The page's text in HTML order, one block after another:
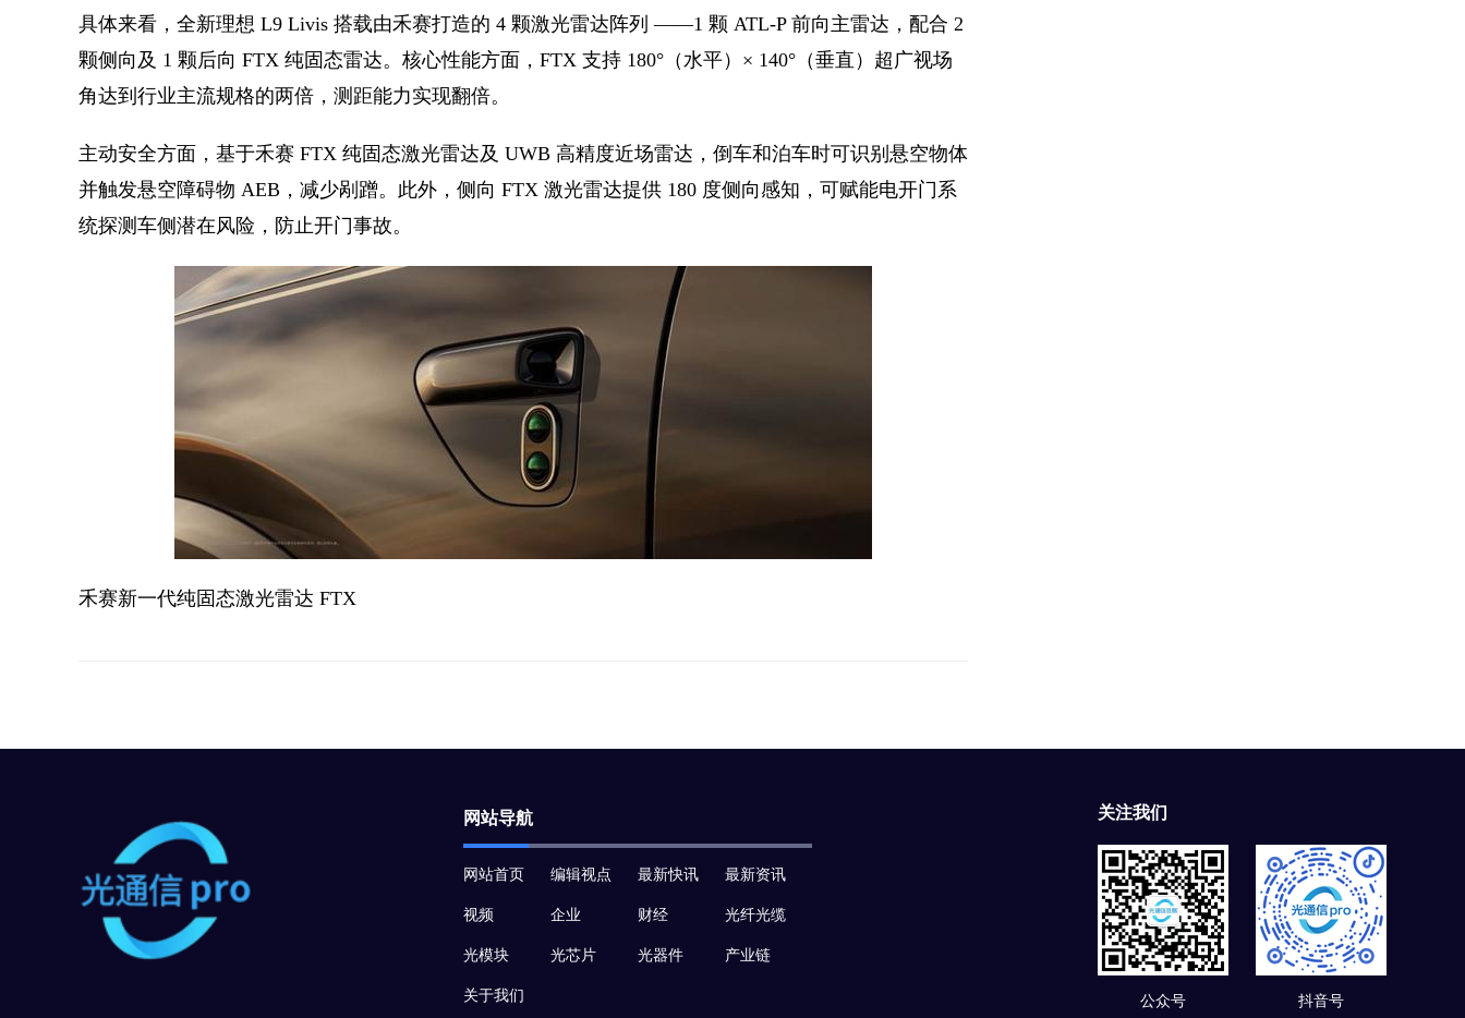
具体来看，全新理想 L9 Livis 搭载由禾赛打造的 4 颗激光雷达阵列 ——1 颗 ATL-P 前向主雷达，配合 2
颗侧向及 1 颗后向 FTX 纯固态雷达。核心性能方面，FTX 支持 180°（水平）× 140°（垂直）超广视场
角达到行业主流规格的两倍，测距能力实现翻倍。
主动安全方面，基于禾赛 FTX 纯固态激光雷达及 UWB 高精度近场雷达，倒车和泊车时可识别悬空物体
并触发悬空障碍物 AEB，减少剐蹭。此外，侧向 FTX 激光雷达提供 180 度侧向感知，可赋能电开门系
统探测车侧潜在风险，防止开门事故。
禾赛新一代纯固态激光雷达 FTX
网站导航
网站首页 编辑视点 最新快讯 最新资讯
视频 企业 财经 光纤光缆
光模块 光芯片 光器件 产业链
关于我们
关注我们
公众号 抖音号